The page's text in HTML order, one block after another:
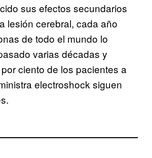
sus efectos secundarios
lesión cerebral, cada año
de todo el mundo lo
varias décadas y
ciento de los pacientes a
electroshock siguen